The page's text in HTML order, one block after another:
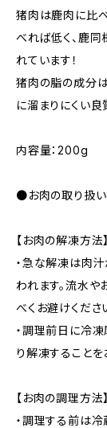
猪肉は鹿肉に比
べれば低く、鹿
れています！
猪肉の脂の成分
に溜まりにくい良
内容量：200g
●お肉の取り扱い
【お肉の解凍方法】
・急な解凍は肉
われます。流水や
べくお避けくださ
・調理前日に冷
り解凍することを
【お肉の調理方法】
・調理する前は